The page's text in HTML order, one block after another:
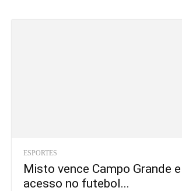
ESPORTES
Misto vence Campo Grande
acesso no futebol...